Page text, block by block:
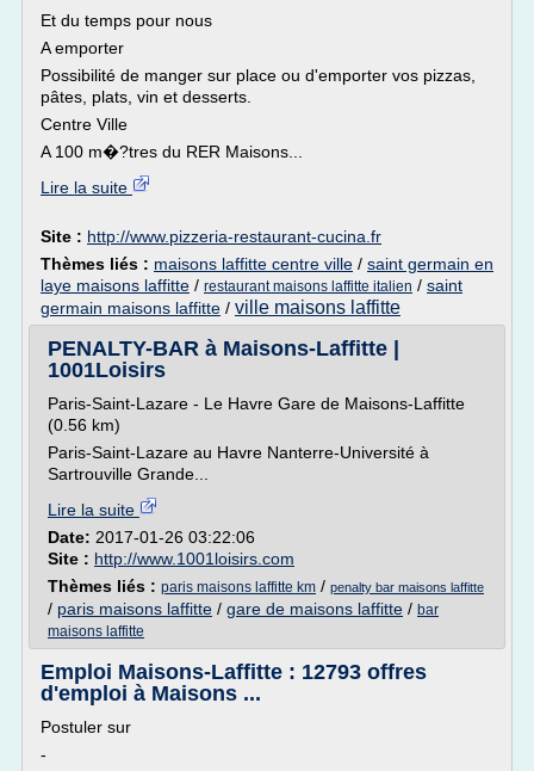
Et du temps pour nous
A emporter
Possibilité de manger sur place ou d'emporter vos pizzas,
pâtes, plats, vin et desserts.
Centre Ville
A 100 m�?tres du RER Maisons...
Lire la suite
Site : http://www.pizzeria-restaurant-cucina.fr
Thèmes liés : maisons laffitte centre ville / saint germain en
laye maisons laffitte / restaurant maisons laffitte italien / saint
germain maisons laffitte / ville maisons laffitte
PENALTY-BAR à Maisons-Laffitte |
1001Loisirs
Paris-Saint-Lazare - Le Havre Gare de Maisons-Laffitte
(0.56 km)
Paris-Saint-Lazare au Havre Nanterre-Université à
Sartrouville Grande...
Lire la suite
Date: 2017-01-26 03:22:06
Site : http://www.1001loisirs.com
Thèmes liés : paris maisons laffitte km / penalty bar maisons laffitte
/ paris maisons laffitte / gare de maisons laffitte / bar
maisons laffitte
Emploi Maisons-Laffitte : 12793 offres
d'emploi à Maisons ...
Postuler sur
-